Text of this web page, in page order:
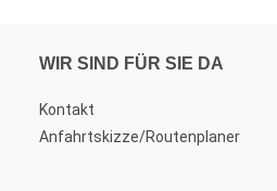
WIR SIND FÜR SIE DA
Kontakt
Anfahrtskizze/Routenplaner